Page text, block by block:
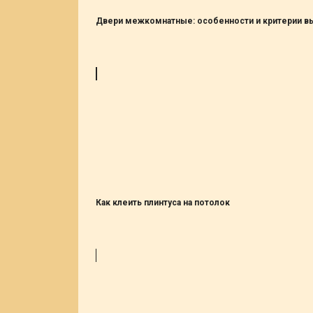
Двери межкомнатные: особенности и критерии
Как клеить плинтуса на потолок